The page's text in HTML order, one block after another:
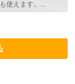
使えます。...